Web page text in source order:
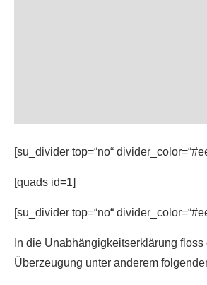
[su_divider top=“no“
[quads id=1]
[su_divider top=“no“
In die Unabhängigkeitserklärung floss
Überzeugung unter anderem